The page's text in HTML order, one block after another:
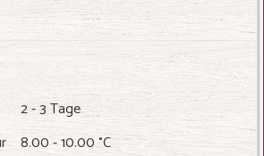
2 - 3 Tage
8.00 - 10.00 °C